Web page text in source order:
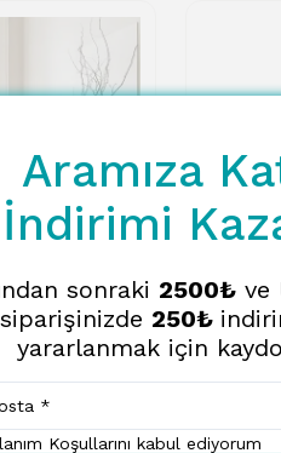
Eglo 427256 "FORLEYET" 10 Cm Çapında Doğal Ahşap Kase
Aramıza
İndirimi
sonraki 2500₺ve
siparişinizde 250₺
yararlanmak için
Koşullarını kabul ediyorum